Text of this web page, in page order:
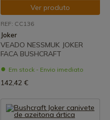
Ver produto
REF: CC136
Joker
VEADO NESSMUK JOKER
FACA BUSHCRAFT
Em stock - Envio imediato
142,42 €